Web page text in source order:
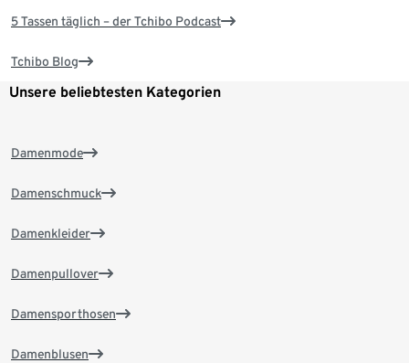
5 Tassen täglich – der Tchibo Podcast
Tchibo Blog
Unsere beliebtesten Kategorien
Damenmode
Damenschmuck
Damenkleider
Damenpullover
Damensporthosen
Damenblusen